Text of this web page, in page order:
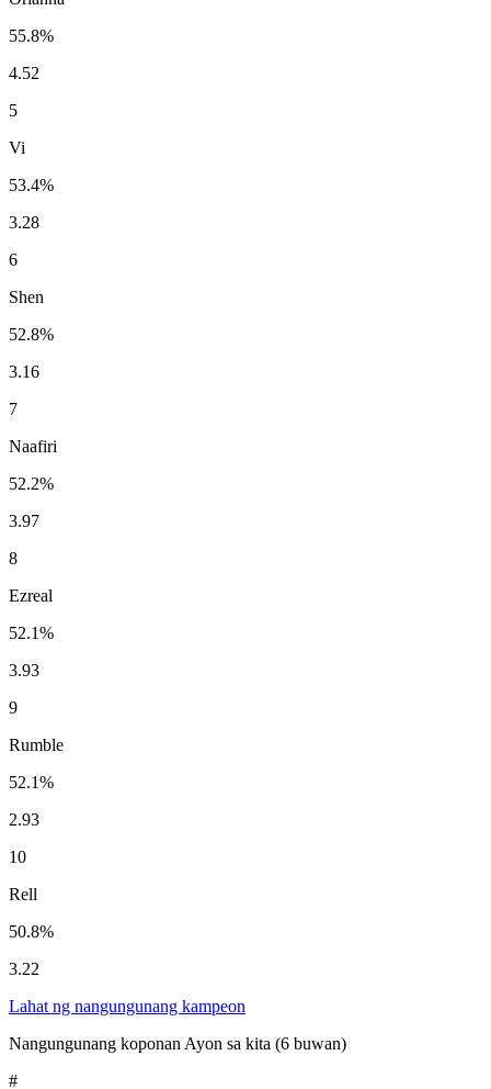
55.8%
4.52
5
Vi
53.4%
3.28
6
Shen
52.8%
3.16
7
Naafiri
52.2%
3.97
8
Ezreal
52.1%
3.93
9
Rumble
52.1%
2.93
10
Rell
50.8%
3.22
Lahat ng nangungunang kampeon
Nangungunang koponan Ayon sa kita (6 buwan)
#